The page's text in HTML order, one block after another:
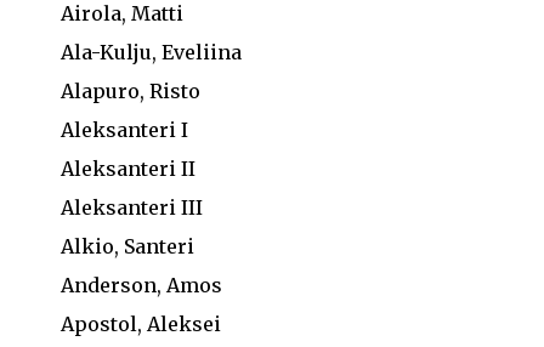
Airola, Matti
Ala-Kulju, Eveliina
Alapuro, Risto
Aleksanteri I
Aleksanteri II
Aleksanteri III
Alkio, Santeri
Anderson, Amos
Apostol, Aleksei